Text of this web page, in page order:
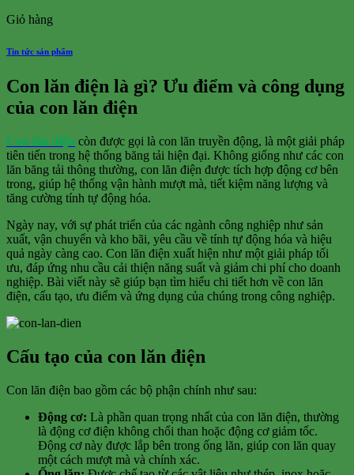
Giỏ hàng
Tin tức sản phẩm
Con lăn điện là gì? Ưu điểm và công dụng
của con lăn điện
Con lăn điện còn được gọi là con lăn truyền động, là một giải pháp
tiên tiến trong hệ thống băng tải hiện đại. Không giống như các con
lăn băng tải thông thường, con lăn điện được tích hợp động cơ bên
trong, giúp hệ thống vận hành mượt mà, tiết kiệm năng lượng và
tăng cường tính tự động hóa.
Ngày nay, với sự phát triển của các ngành công nghiệp như sản
xuất, vận chuyển và kho bãi, yêu cầu về tính tự động hóa và hiệu
quả ngày càng cao. Con lăn điện xuất hiện như một giải pháp tối
ưu, đáp ứng nhu cầu cải thiện năng suất và giảm chi phí cho doanh
nghiệp. Bài viết này sẽ giúp bạn tìm hiểu chi tiết hơn về con lăn
điện, cấu tạo, ưu điểm và ứng dụng của chúng trong công nghiệp.
Cấu tạo của con lăn điện
Con lăn điện bao gồm các bộ phận chính như sau:
Động cơ: Là phần quan trọng nhất của con lăn điện, thường
là động cơ điện không chổi than hoặc động cơ giảm tốc.
Động cơ này được lắp bên trong ống lăn, giúp con lăn quay
một cách mượt mà và chính xác.